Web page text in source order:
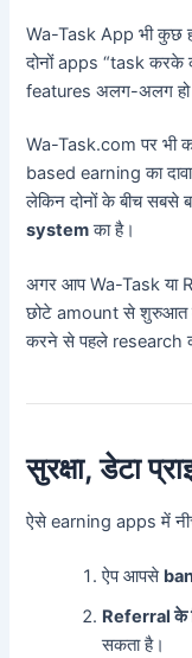
Wa-Task App भी कुछ
दोनों apps “task करके
features अलग-अलग
Wa-Task.com पर भी
based earning का दावा
लेकिन दोनों के बीच सबसे
systemका है।
अगर आप Wa-Task या
छोटे amount से शुरुआत
करने से पहले research
सुरक्षा, डेटा
ऐसे earning apps में
ऐप आपसे
Referral के
सकता है।